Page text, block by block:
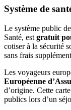
Système de
Le système public
Santé, est gratuit
cotiser à la sécurité
sans frais
Les voyageurs
Européenne
d’origine. Cette
publics lors d’un